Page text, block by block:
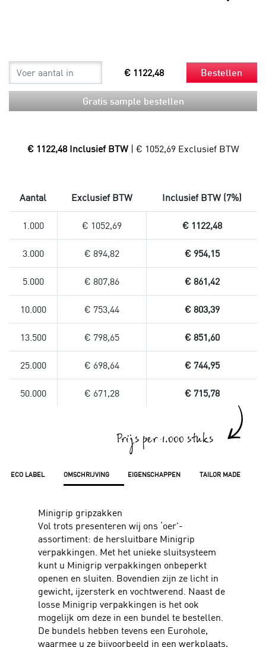
€ 1122,48 Bestellen
Gratis sample bestellen
€ 1122,48 Inclusief BTW | € 1052,69 Exclusief BTW
ECO LABEL OMSCHRIJVING EIGENSCHAPPEN TAILOR MADE
Minigrip gripzakken
Vol trots presenteren wij ons ‘oer’-
assortiment: de hersluitbare Minigrip
verpakkingen. Met het unieke sluitsysteem
kunt u Minigrip verpakkingen onbeperkt
openen en sluiten. Bovendien zijn ze licht in
gewicht, ijzersterk en vochtwerend. Naast de
losse Minigrip verpakkingen is het ook
mogelijk om deze in een bundel te bestellen.
De bundels hebben tevens een Eurohole,
waarmee u ze bijvoorbeeld in een werkplaats,
Aantal Exclusief BTW Inclusief BTW (7%)
1.000 € 1052,69 € 1122,48
3.000 € 894,82 € 954,15
5.000 € 807,86 € 861,42
10.000 € 753,44 € 803,39
13.500 € 798,65 € 851,60
25.000 € 698,64 € 744,95
50.000 € 671,28 € 715,78
Prijs per 1.000 stuks